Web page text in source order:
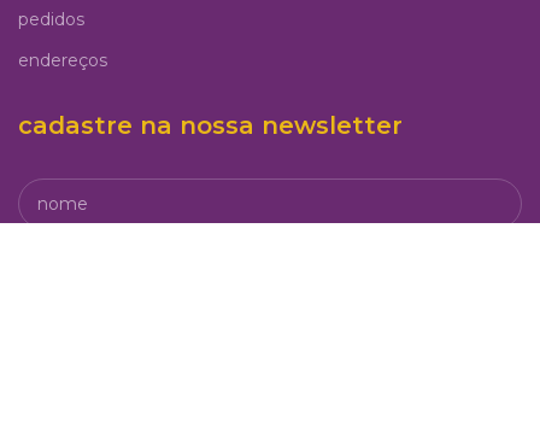
pedidos
endereços
cadastre na nossa newsletter